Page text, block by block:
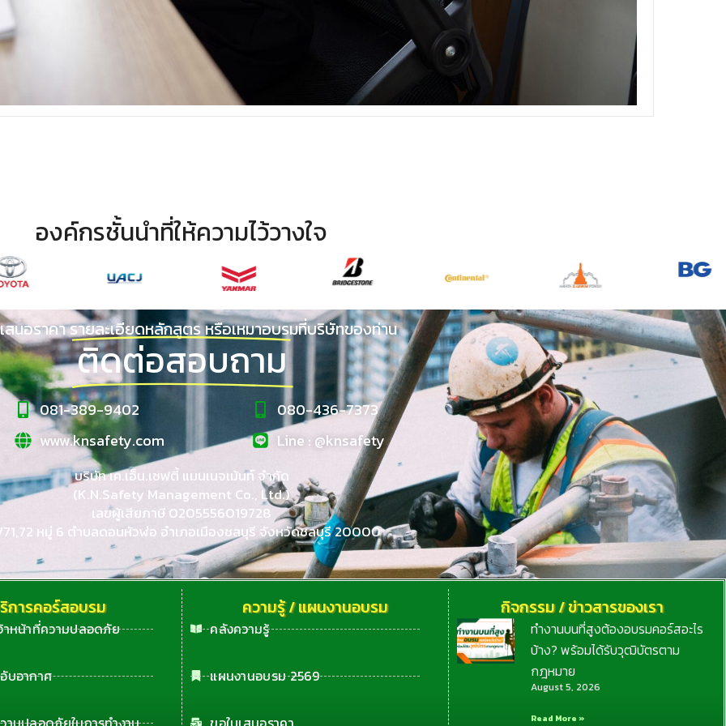
องค์กรชั้นนำที่ให้ความไว้วางใจ
สนอราคา รายละเอียดหลักสูตร หรือเหมาอบรมที่บริษัทของท่าน
ติดต่อสอบถาม
081-389-9402
www.knsafety.com
080-436-7373
Line : @knsafety
บริษัท เค.เอ็น.เซฟตี้ แมนเนจเม้นท์ จำกัด
(K.N.Safety Management Co., Ltd.)
เลขผู้เสียภาษี 0205556019728
71,72 หมู่ 6 ตำบลดอนหัวฬ่อ อำเภอเมืองชลบุรี จังหวัดชลบุรี 20000
การคอร์สอบรม
หน้าที่ความปลอดภัย
บอากาศ
ความรู้ / แผนงานอบรม
คลังความรู้
แผนงานอบรม 2569
กิจกรรม / ข่าวสารของเรา
ทำงานบนที่สูงต้องอบรมคอร์สอะไร
บ้าง? พร้อมได้รับวุฒิบัตรตาม
กฎหมาย
August 5, 2026
Read More »